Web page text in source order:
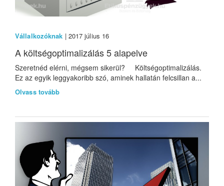
Vállalkozóknak | 2017 július 16
A költségoptimalizálás 5 alapelve
Szeretnéd elérni, mégsem sikerül? Költségoptimalizálás.
Ez az egyik leggyakoribb szó, aminek hallatán felcsillan a...
Olvass tovább